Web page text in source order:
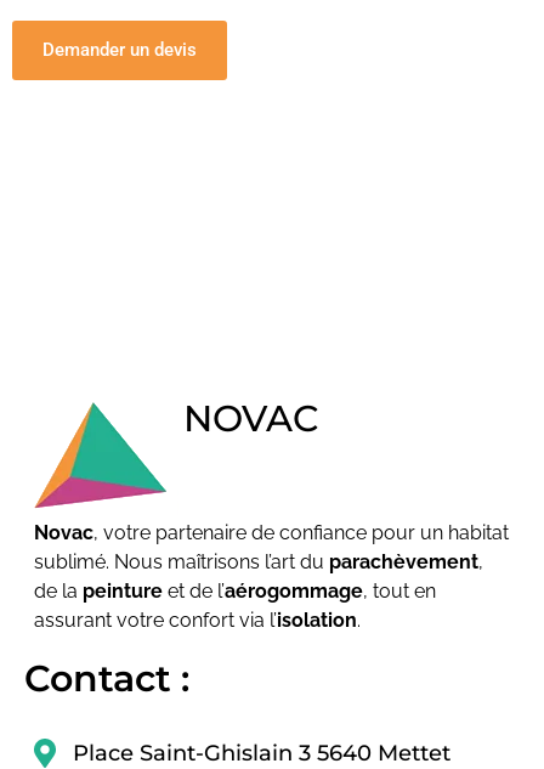
Demander un devis
NOVAC
Novac, votre partenaire de confiance pour un habitat
sublimé. Nous maîtrisons l’art du parachèvement,
de la peinture et de l’aérogommage, tout en
assurant votre confort via l’isolation.
Contact :
Place Saint-Ghislain 3 5640 Mettet